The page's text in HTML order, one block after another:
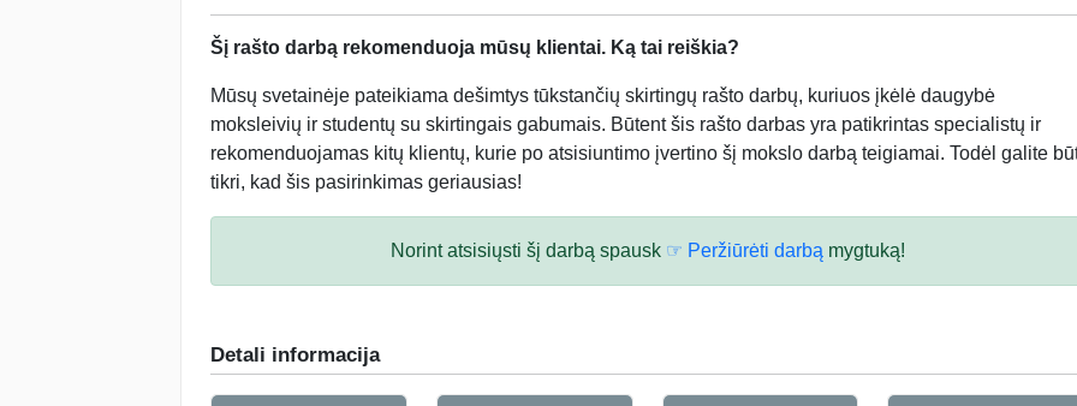
Šį rašto darbą rekomenduoja mūsų klientai. Ką tai reiškia?
Mūsų svetainėje pateikiama dešimtys tūkstančių skirtingų rašto darbų, kuriuos įkėlė daugybė
moksleivių ir studentų su skirtingais gabumais. Būtent šis rašto darbas yra patikrintas specialistų ir
rekomenduojamas kitų klientų, kurie po atsisiuntimo įvertino šį mokslo darbą teigiamai. Todėl galite
tikri, kad šis pasirinkimas geriausias!
Norint atsisiųsti šį darbą spausk ☞ Peržiūrėti darbąmygtuką!
Detali informacija